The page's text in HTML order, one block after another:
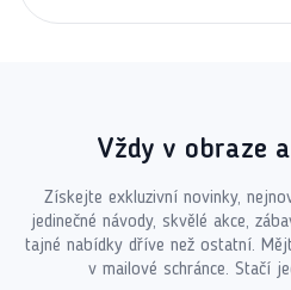
Vždy v obraze
Získejte exkluzivní novinky,
jedinečné návody, skvělé akce,
tajné nabídky dříve než ostatní.
v mailové schránce. Stačí